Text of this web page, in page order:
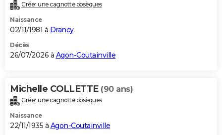
Destinations
City break
Voyage nature
Voyage de noces
Forum
Climat
+PHOTO
GUIDES D'ACHAT
BONS PLANS
Carte de Noël
Carte Bonne année
Carte Saint-Valentin
Carte Pâques
Carte d'anniversaire
DICTIONNAIRE
PROGRAMME TV
COPAINS D'AVANT
Créer une cagnotte obsèques
Naissance
02/11/1981 à Drancy
Décès
26/07/2026 à Agon-Coutainville
Michelle COLLETTE (90 ans)
Créer une cagnotte obsèques
Naissance
22/11/1935 à Agon-Coutainville